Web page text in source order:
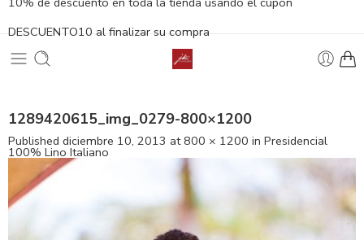
DESCUENTO10 al finalizar su compra
1289420615_img_0279-800×1200
Published diciembre 10, 2013 at800 × 1200 in Presidencial
100% Lino Italiano